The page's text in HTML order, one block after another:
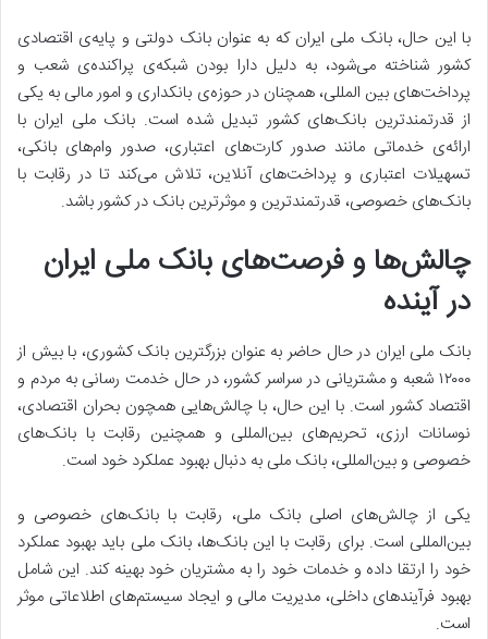
با این حال، بانک ملی ایران که به عنوان بانک دولتی و پایه‌ی اقتصادی
کشور شناخته می‌شود، به دلیل دارا بودن شبکه‌ی پراکنده‌ی شعب و
پرداخت‌های بین المللی، همچنان در حوزه‌ی بانکداری و امور مالی به یکی
از قدرتمندترین بانک‌های کشور تبدیل شده است. بانک ملی ایران با
ارائه‌ی خدماتی مانند صدور کارت‌های اعتباری، صدور وام‌های بانکی،
تسهیلات اعتباری و پرداخت‌های آنلاین، تلاش می‌کند تا در رقابت با
بانک‌های خصوصی، قدرتمندترین و موثرترین بانک در کشور باشد.
چالش‌ها و فرصت‌های بانک ملی ایران
در آینده
بانک ملی ایران در حال حاضر به عنوان بزرگترین بانک کشوری، با بیش از
۱۲۰۰۰ شعبه و مشتریانی در سراسر کشور، در حال خدمت رسانی به مردم و
اقتصاد کشور است. با این حال، با چالش‌هایی همچون بحران اقتصادی،
نوسانات ارزی، تحریم‌های بین‌المللی و همچنین رقابت با بانک‌های
خصوصی و بین‌المللی، بانک ملی به دنبال بهبود عملکرد خود است.
یکی از چالش‌های اصلی بانک ملی، رقابت با بانک‌های خصوصی و
بین‌المللی است. برای رقابت با این بانک‌ها، بانک ملی باید بهبود عملکرد
خود را ارتقا داده و خدمات خود را به مشتریان خود بهینه کند. این شامل
بهبود فرآیندهای داخلی، مدیریت مالی و ایجاد سیستم‌های اطلاعاتی موثر
است.